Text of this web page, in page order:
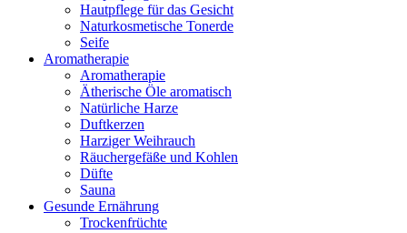
Hautpflege für das Gesicht
Naturkosmetische Tonerde
Seife
Aromatherapie
Aromatherapie
Ätherische Öle aromatisch
Natürliche Harze
Duftkerzen
Harziger Weihrauch
Räuchergefäße und Kohlen
Düfte
Sauna
Gesunde Ernährung
Trockenfrüchte